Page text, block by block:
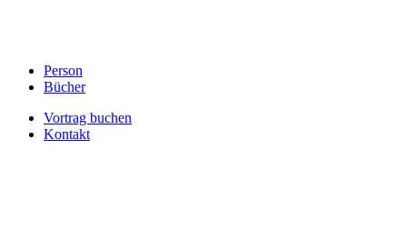
Person
Bücher
Vortrag buchen
Kontakt